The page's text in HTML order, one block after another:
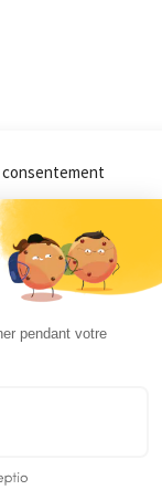
consentement
audience et vous
que vous autorisez